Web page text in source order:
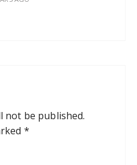
not be published.
*